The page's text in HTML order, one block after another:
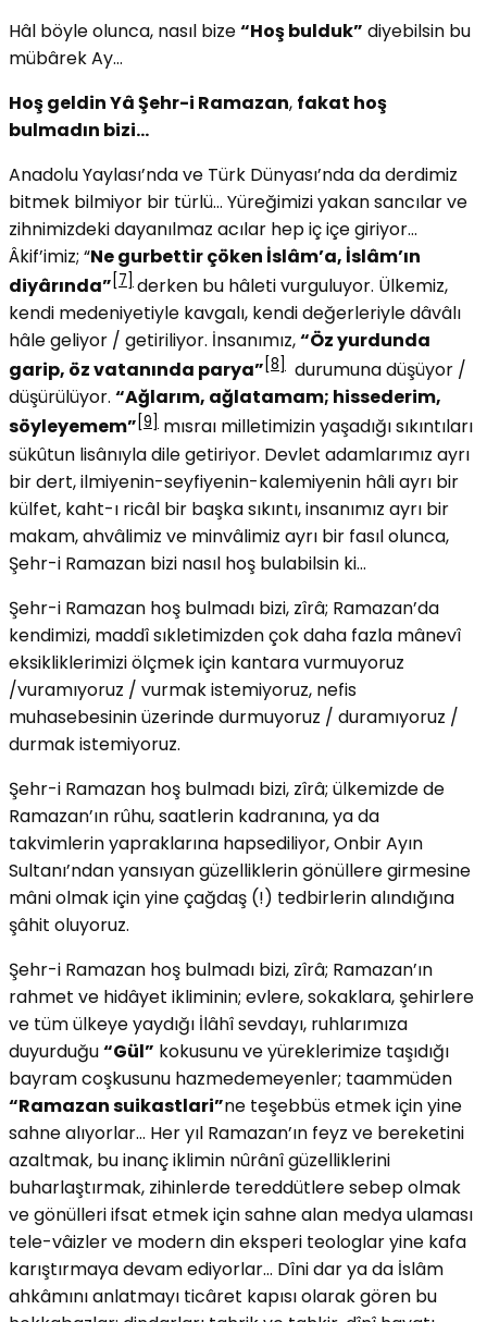
Hâl böyle olunca, nasıl bize“Hoş bulduk” diyebilsin bu
mübârek Ay…
Hoş geldin Yâ Şehr-i Ramazan, fakat hoş
bulmadın bizi…
Anadolu Yaylası’nda ve Türk Dünyası’nda da derdimiz
bitmek bilmiyor bir türlü… Yüreğimizi yakan sancılar ve
zihnimizdeki dayanılmaz acılar hep iç içe giriyor…
Âkif’imiz; “Ne gurbettir çöken İslâm’a, İslâm’ın
diyârında” [7] derken bu hâleti vurguluyor. Ülkemiz,
kendi medeniyetiyle kavgalı, kendi değerleriyle dâvâlı
hâle geliyor / getiriliyor. İnsanımız,“Öz yurdunda
garip, öz vatanında parya” [8] durumuna düşüyor /
düşürülüyor. “Ağlarım, ağlatamam; hissederim,
söyleyemem” [9] mısraı milletimizin yaşadığı sıkıntıları
sükûtun lisânıyla dile getiriyor. Devlet adamlarımız ayrı
bir dert, ilmiyenin-seyfiyenin-kalemiyenin hâli ayrı bir
külfet, kaht-ı ricâl bir başka sıkıntı, insanımız ayrı bir
makam, ahvâlimiz ve minvâlimiz ayrı bir fasıl olunca,
Şehr-i Ramazan bizi nasıl hoş bulabilsin ki…
Şehr-i Ramazan hoş bulmadı bizi, zîrâ; Ramazan’da
kendimizi, maddî sıkletimizden çok daha fazla mânevî
eksikliklerimizi ölçmek için kantara vurmuyoruz
/vuramıyoruz / vurmak istemiyoruz, nefis
muhasebesinin üzerinde durmuyoruz / duramıyoruz /
durmak istemiyoruz.
Şehr-i Ramazan hoş bulmadı bizi, zîrâ; ülkemizde de
Ramazan’ın rûhu, saatlerin kadranına, ya da
takvimlerin yapraklarına hapsediliyor, Onbir Ayın
Sultanı’ndan yansıyan güzelliklerin gönüllere girmesine
mâni olmak için yine çağdaş (!) tedbirlerin alındığına
şâhit oluyoruz.
Şehr-i Ramazan hoş bulmadı bizi, zîrâ; Ramazan’ın
rahmet ve hidâyet ikliminin; evlere, sokaklara, şehirlere
ve tüm ülkeye yaydığı İlâhî sevdayı, ruhlarımıza
duyurduğu“Gül” kokusunu ve yüreklerimize taşıdığı
bayram coşkusunu hazmedemeyenler; taammüden
“Ramazan suikastlari”ne teşebbüs etmek için yine
sahne alıyorlar… Her yıl Ramazan’ın feyz ve bereketini
azaltmak, bu inanç iklimin nûrânî güzelliklerini
buharlaştırmak, zihinlerde tereddütlere sebep olmak
ve gönülleri ifsat etmek için sahne alan medya ulaması
tele-vâizler ve modern din eksperi teologlar yine kafa
karıştırmaya devam ediyorlar… Dîni dar ya da İslâm
ahkâmını anlatmayı ticâret kapısı olarak gören bu